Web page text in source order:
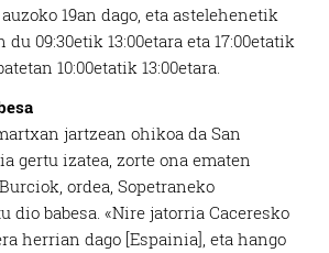
19an dago, eta astelehenetik
09:30etik 13:00etara eta 17:00etatik
10:00etatik 13:00etara.
jartzean ohikoa da San
gertu izatea, zorte ona ematen
ordea, Sopetraneko
dio babesa. «Nire jatorria Caceresko
herrian dago [Espainia], eta hango